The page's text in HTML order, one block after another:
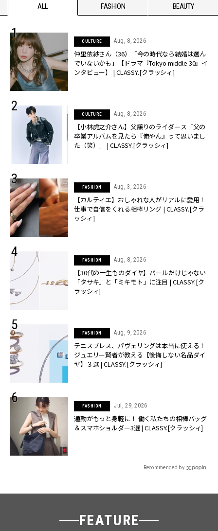
ALL FASHION BEAUTY
CULTURE Aug, 8, 2026
仲里依紗さん（36）「今の時代なら結婚は選ん
でいないかも」【ドラマ『Tokyo middle 30』イ
ンタビュー】 | CLASSY.[クラッシィ]
CULTURE Aug, 8, 2026
【小林虎之介さん】父譲りのライダース「父の
卒業アルバムを見たら『俺やん』って思いまし
た（笑）」 | CLASSY.[クラッシィ]
FASHION Aug, 3, 2026
【カルティエ】おしゃれな人がリアルに愛用！
仕事で自信をくれる相棒リング | CLASSY.[クラ
ッシィ]
FASHION Aug, 8, 2026
【30代の一生ものダイヤ】パールだけじゃない
「タサキ」と「ミキモト」に注目 | CLASSY.[ク
ラッシィ]
FASHION Aug, 9, 2026
テニスブレス、パヴェリングは本当に使える！
ジュエリー賢者が教える【後悔しない名品ダイ
ヤ】３選 | CLASSY.[クラッシィ]
FASHION Jul, 29, 2026
通勤がもっと身軽に！ 働く私たちの相棒バッグ
＆スマホショルダー3選 | CLASSY.[クラッシィ]
Recommended by
FEATURE